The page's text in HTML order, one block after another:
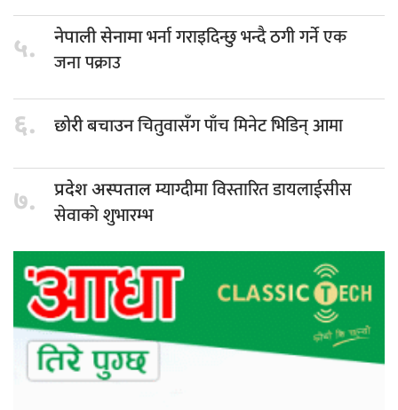
५. नेपाली सेनामाभर्ना गराइदिन्छु भन्दै ठगी गर्ने एक
जना पक्राउ
६. छोरी बचाउनचितुवासँग पाँच मिनेट भिडिन् आमा
७. प्रदेश अस्पतालम्याग्दीमा विस्तारित डायलाईसीस
सेवाको शुभारम्भ